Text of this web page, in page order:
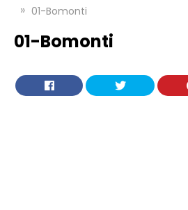
» 01-Bomonti
01-Bomonti